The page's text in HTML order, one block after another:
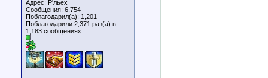
Адрес: Р'льех
Сообщения: 6,754
Поблагодарил(а): 1,201
Поблагодарили 2,371 раз(а) в
1,183 сообщениях